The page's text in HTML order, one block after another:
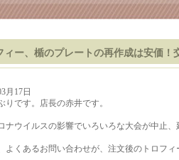
ィー、楯のプレートの再作成は安価！
月17日
りです。店長の赤井です。
ナウイルスの影響でいろいろな大会が中止、
よくあるお問い合わせが、注文後のトロフ